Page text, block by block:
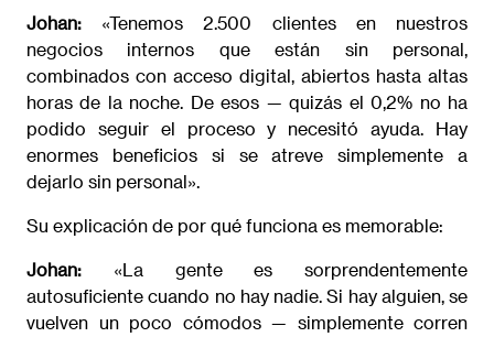
Johan: «Tenemos 2.500 clientes en nuestros
negocios internos que están sin personal,
combinados con acceso digital, abiertos hasta altas
horas de la noche. De esos — quizás el 0,2% no ha
podido seguir el proceso y necesitó ayuda. Hay
enormes beneficios si se atreve simplemente a
dejarlo sin personal».
Su explicación de por qué funciona es memorable:
Johan: «La gente es sorprendentemente
autosuficiente cuando no hay nadie. Si hay alguien, se
vuelven un poco cómodos — simplemente corren